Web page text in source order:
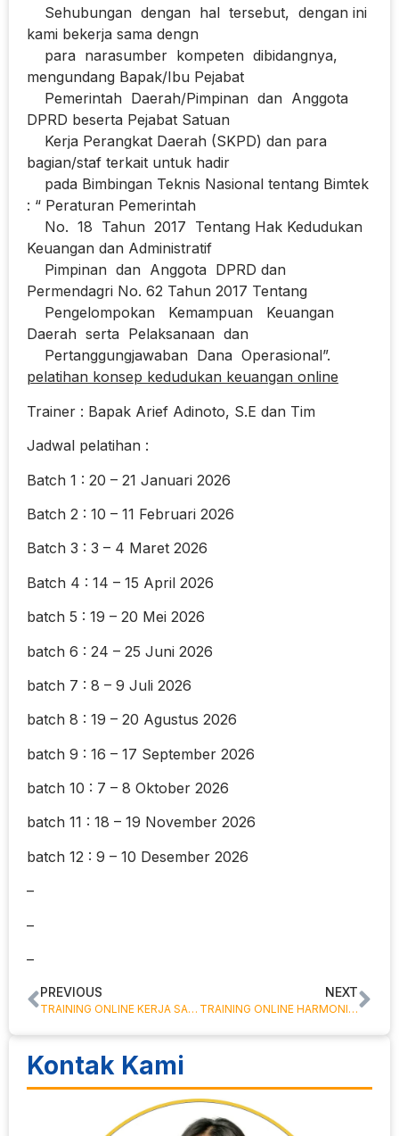
Sehubungan dengan hal tersebut, dengan ini
kami bekerja sama dengn
para narasumber kompeten dibidangnya,
mengundang Bapak/Ibu Pejabat
Pemerintah Daerah/Pimpinan dan Anggota
DPRD beserta Pejabat Satuan
Kerja Perangkat Daerah (SKPD) dan para
bagian/staf terkait untuk hadir
pada Bimbingan Teknis Nasional tentang Bimtek
: “ Peraturan Pemerintah
No. 18 Tahun 2017 Tentang Hak Kedudukan
Keuangan dan Administratif
Pimpinan dan Anggota DPRD dan
Permendagri No. 62 Tahun 2017 Tentang
Pengelompokan Kemampuan Keuangan
Daerah serta Pelaksanaan dan
Pertanggungjawaban Dana Operasional”.
pelatihan konsep kedudukan keuangan online
Trainer : Bapak Arief Adinoto, S.E dan Tim
Jadwal pelatihan :
Batch 1 : 20 – 21 Januari 2026
Batch 2 : 10 – 11 Februari 2026
Batch 3 : 3 – 4 Maret 2026
Batch 4 : 14 – 15 April 2026
batch 5 : 19 – 20 Mei 2026
batch 6 : 24 – 25 Juni 2026
batch 7 : 8 – 9 Juli 2026
batch 8 : 19 – 20 Agustus 2026
batch 9 : 16 – 17 September 2026
batch 10 : 7 – 8 Oktober 2026
batch 11 : 18 – 19 November 2026
batch 12 : 9 – 10 Desember 2026
–
–
–
PREVIOUS
TRAINING ONLINE KERJA SAMA UNIVERSITAS
NEXT
TRAINING ONLINE HARMONISASI ANTAR BIDANG URUSAN PEMERINTAHAN KABUPATEN DENGAN PEMERINTAHAN DAERAH PROVINSI
Kontak Kami